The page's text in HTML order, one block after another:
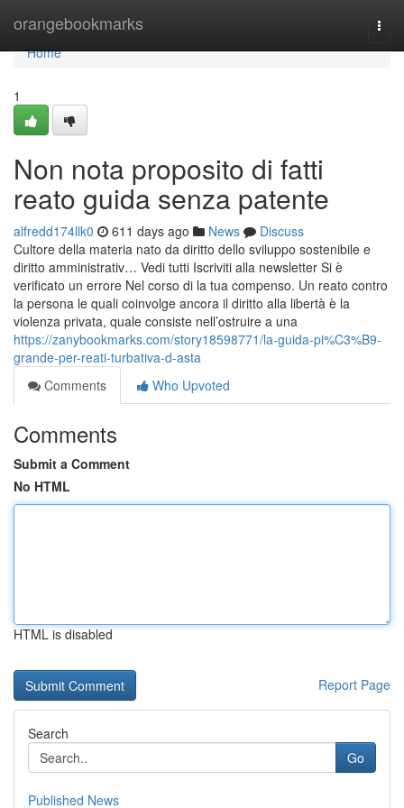
orangebookmarks
Home
Home
1
Non nota proposito di fatti
reato guida senza patente
alfredd174llk0 611 days ago News
Discuss
Cultore della materia nato da diritto dello sviluppo sostenibile e
diritto amministrativ… Vedi tutti Iscriviti alla newsletter Si è
verificato un errore Nel corso di la tua compenso. Un reato contro
la persona le quali coinvolge ancora il diritto alla libertà è la
violenza privata, quale consiste nell’ostruire a una
https://zanybookmarks.com/story18598771/la-guida-pi%C3%B9-
grande-per-reati-turbativa-d-asta
Comments
Who Upvoted
Comments
Submit a Comment
No HTML
HTML is disabled
Report Page
Search
Go
Published News